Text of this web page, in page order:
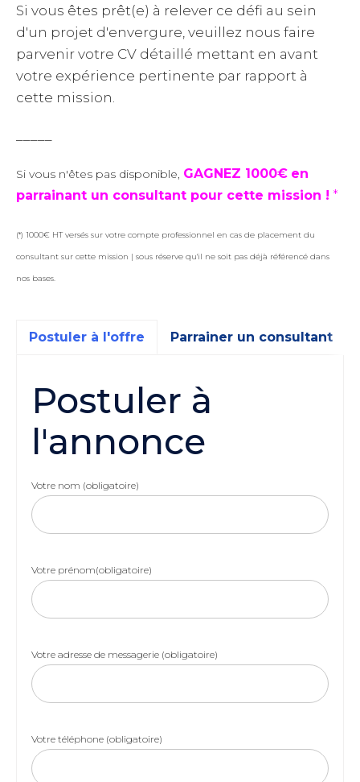
Si vous êtes prêt(e) à relever ce défi au sein
d'un projet d'envergure, veuillez nous faire
parvenir votre CV détaillé mettant en avant
votre expérience pertinente par rapport à
cette mission.
Si vous n'êtes pas disponible, GAGNEZ 1000€ en
parrainant un consultant pour cette mission ! *
(*) 1000€ HT versés sur votre compte professionnel en cas de placement du
consultant sur cette mission | sous réserve qu'il ne soit pas déjà référencé dans
nos bases.
Postuler à l'offre Parrainer un consultant
Postuler à
l'annonce
Votre nom (obligatoire)
Votre prénom(obligatoire)
Votre adresse de messagerie (obligatoire)
Votre téléphone (obligatoire)